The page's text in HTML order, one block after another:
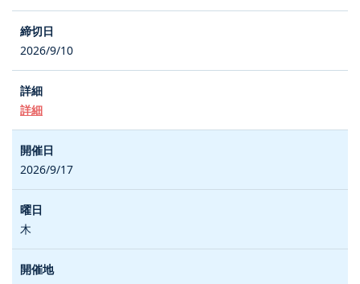
2026/9/10
詳細
2026/9/17
木